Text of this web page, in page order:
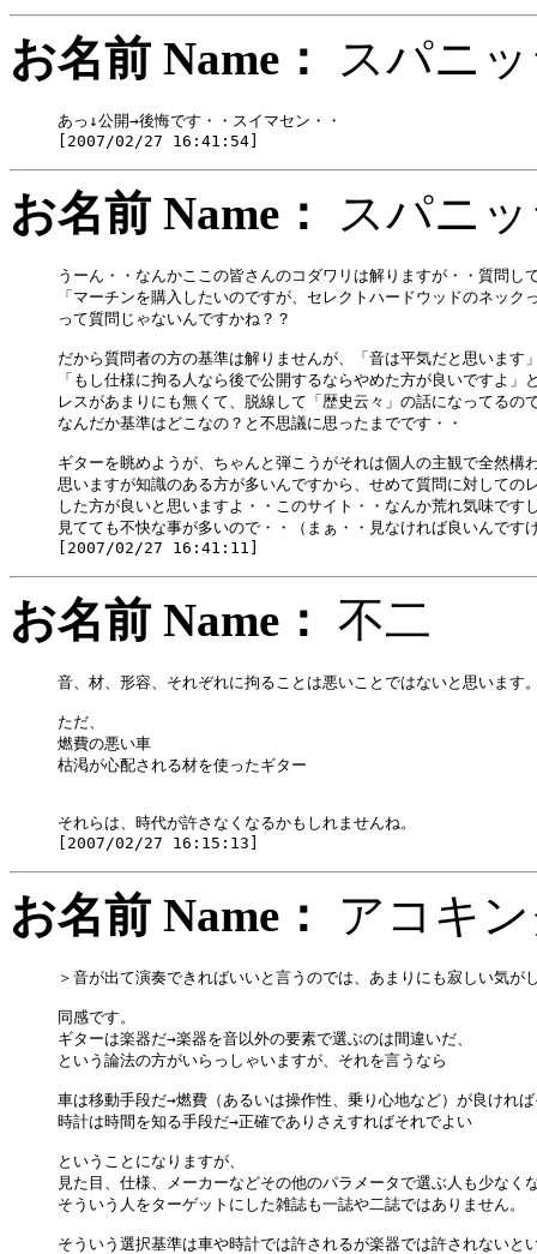
お名前 Name： スパニ
あっ↓公開→後悔です・・スイマセン・・
お名前 Name： スパニ
うーん・・なんかここの皆さんのコダワリは解りますが・・質問し
「マーチンを購入したいのですが、セレクトハードウッドのネック
って質問じゃないんですかね？？
だから質問者の方の基準は解りませんが、「音は平気だと思います
「もし仕様に拘る人なら後で公開するならやめた方が良いですよ」
レスがあまりにも無くて、脱線して「歴史云々」の話になってるの
なんだか基準はどこなの？と不思議に思ったまでです・・
ギターを眺めようが、ちゃんと弾こうがそれは個人の主観で全然構
思いますが知識のある方が多いんですから、せめて質問に対しての
した方が良いと思いますよ・・このサイト・・なんか荒れ気味です
見てても不快な事が多いので・・（まぁ・・見なければ良いんです
お名前 Name： 不二
音、材、形容、それぞれに拘ることは悪いことではないと思います
ただ、
燃費の悪い車
枯渇が心配される材を使ったギター
それらは、時代が許さなくなるかもしれませんね。
お名前 Name： アコ
＞音が出て演奏できればいいと言うのでは、あまりにも寂しい気が
同感です。
ギターは楽器だ→楽器を音以外の要素で選ぶのは間違いだ、
という論法の方がいらっしゃいますが、それを言うなら
車は移動手段だ→燃費（あるいは操作性、乗り心地など）が良けれ
時計は時間を知る手段だ→正確でありさえすればそれでよい
ということになりますが、
見た目、仕様、メーカーなどその他のパラメータで選ぶ人も少なく
そういう人をターゲットにした雑誌も一誌や二誌ではありません。
そういう選択基準は車や時計では許されるが楽器では許されないと